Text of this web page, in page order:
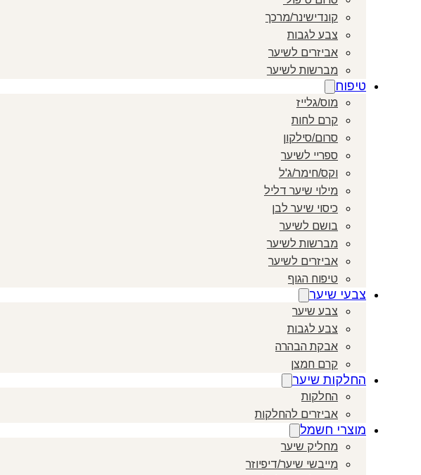
קונדישינר/מרכך
צבע לגבות
אביזרים לשיער
מברשות לשיער
טיפוח
מוס/גלייז
קרם לחות
סרום/סילקון
ספריי לשיער
וקס/חימר/ג'ל
מילוי שיער דליל
כיסוי שיער לבן
בושם לשיער
מברשות לשיער
אביזרים לשיער
טיפוח הגוף
צבעי שיער
צבע שיער
צבע לגבות
אבקת הבהרה
קרם חמצן
החלקות שיער
החלקות
אביזרים להחלקות
מוצרי חשמל
מחליק שיער
מייבשי שיער/דיפיוזר